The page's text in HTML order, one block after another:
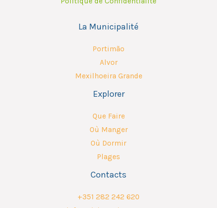
La Municipalité
Portimão
Alvor
Mexilhoeira Grande
Explorer
Que Faire
Où Manger
Où Dormir
Plages
Contacts
+351 282 242 620